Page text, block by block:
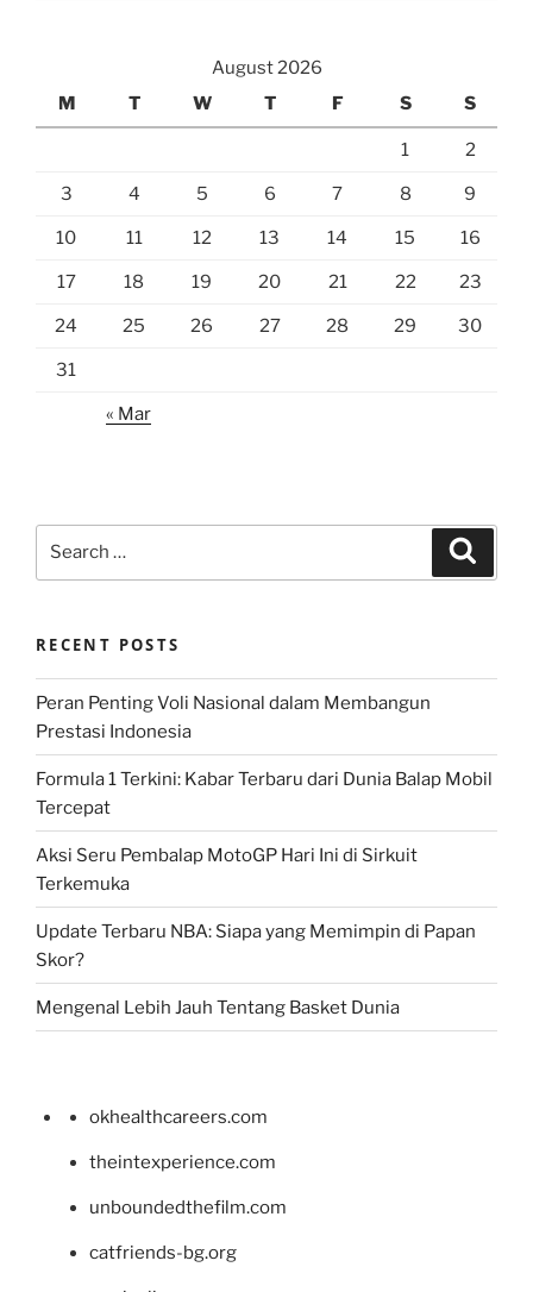
August 2026
M
T W T F S S
1 2
3 4 5 6 7 8 9
10 11 12 13 14 15 16
17 18 19 20 21 22 23
24 25 26 27 28 29 30
31
« Mar
RECENT POSTS
Peran Penting Voli Nasional dalam Membangun
Prestasi Indonesia
Formula 1 Terkini: Kabar Terbaru dari Dunia Balap Mobil
Tercepat
Aksi Seru Pembalap MotoGP Hari Ini di Sirkuit
Terkemuka
Update Terbaru NBA: Siapa yang Memimpin di Papan
Skor?
Mengenal Lebih Jauh Tentang Basket Dunia
okhealthcareers.com
theintexperience.com
unboundedthefilm.com
catfriends-bg.org